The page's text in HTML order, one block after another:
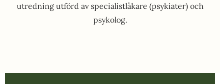
utredning utförd av specialistläkare (psykiater) och
psykolog.